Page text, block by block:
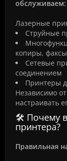
обслуживаем:
Лазерные
Струйные
копиры,
Сетевые
соединением
Принтеры
Независимо
настраивать
🛠️ Почему
принтера?
Правильная